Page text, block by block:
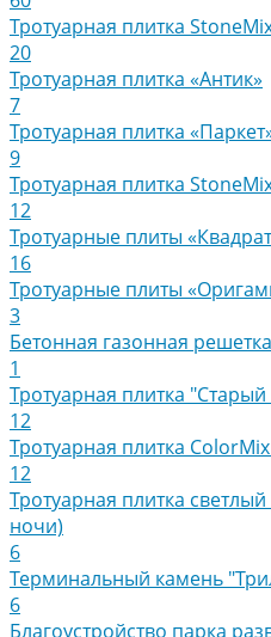
Тротуарная плитка
20
Тротуарная плитка «Антик»
7
Тротуарная плитка
9
Тротуарная плитка
12
Тротуарные плиты
16
Тротуарные плиты
3
Бетонная газонная решетка
1
Тротуарная плитка
12
Тротуарная плитка
12
Тротуарная плитка
ночи)
6
Терминальный камень
6
Благоустройство парка